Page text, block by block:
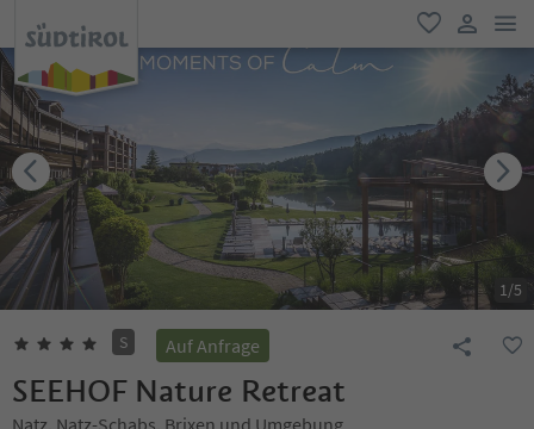
favorit
user link
1/5
S Auf Anfrage
SEEHOF Nature Retreat
Natz, Natz-Schabs, Brixen und Umgebung